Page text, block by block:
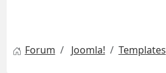
Forum Joomla! Templates